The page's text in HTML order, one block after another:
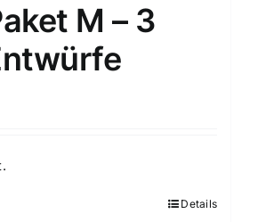
M – 3
Details